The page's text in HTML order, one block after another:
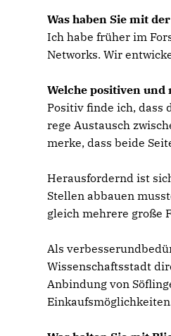
Was haben Sie mit
Ich habe früher im
Networks. Wir
Welche positiven und
Positiv finde ich, dass
rege Austausch
merke, dass beide
Herausfordernd ist
Stellen abbauen
gleich mehrere große
Als
Wissenschaftsstadt
Anbindung von